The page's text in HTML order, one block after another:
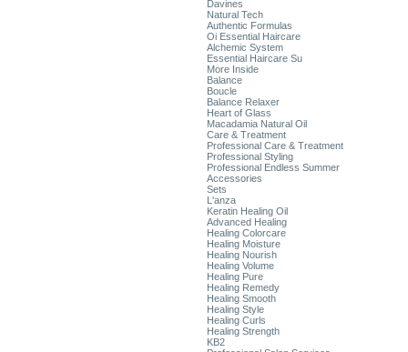
Davines
Natural Tech
Authentic Formulas
Oi Essential Haircare
Alchemic System
Essential Haircare Su
More Inside
Balance
Boucle
Balance Relaxer
Heart of Glass
Macadamia Natural Oil
Care & Treatment
Professional Care & Treatment
Professional Styling
Professional Endless Summer
Accessories
Sets
L'anza
Keratin Healing Oil
Advanced Healing
Healing Colorcare
Healing Moisture
Healing Nourish
Healing Volume
Healing Pure
Healing Remedy
Healing Smooth
Healing Style
Healing Curls
Healing Strength
KB2